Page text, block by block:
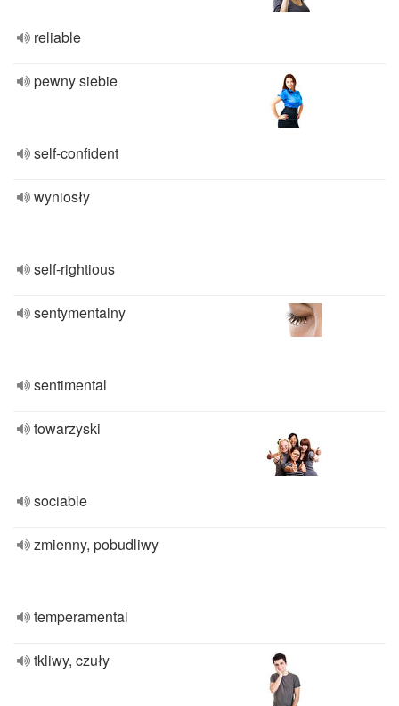
reliable
pewny siebie
self-confident
wyniosły
self-rightious
sentymentalny
sentimental
towarzyski
sociable
zmienny, pobudliwy
temperamental
tkliwy, czuły